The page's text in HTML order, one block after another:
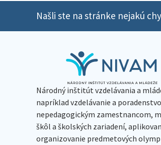
Našli ste na stránke nejakú
Národný inštitút vzdelávania a
napríklad vzdelávanie a
nepedagogickým zamestnancom,
škôl a školských zariadení,
organizovanie predmetových